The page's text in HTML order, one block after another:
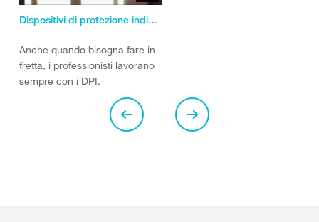
Dispositivi di protezione individuale (DPI)
Anche quando bisogna fare in
fretta, i professionisti lavorano
sempre con i DPI.